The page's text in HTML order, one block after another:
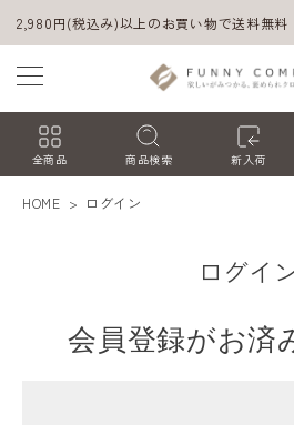
2,980円(税込み)以上のお買い物で送料無料
全商品 商品検索 新入荷
HOME ログイン
ログイ
会員登録がお済